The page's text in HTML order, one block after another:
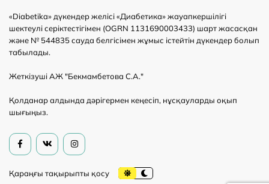
«Diabetika» дүкендер желісі «Диабетика» жауапкершілігі
шектеулі серіктестігімен (OGRN 1131690003433) шарт жасасқан
және № 544835 сауда белгісімен жұмыс істейтін дүкендер болып
табылады.
Жеткізуші АЖ "Бекмамбетова С.А."
Қолданар алдында дәрігермен кеңесіп, нұсқауларды оқып
шығыңыз.